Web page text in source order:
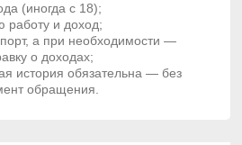
(иногда с 18);
работу и доход;
а при необходимости —
о доходах;
история обязательна — без
обращения.